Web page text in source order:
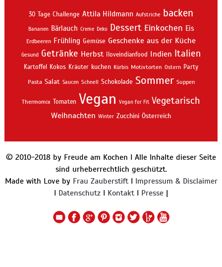
30 Tage Challenge Attila Hildmann Aufstriche backen
Bananen Bärlauch Creme Deko Dessert Einkochen Eis
Erdbeeren Frühling Gemüse Geschenke aus der Küche
Gesund Getränke Herbst Iloveindianfood Indien Italien
Kartoffel Kokos Kräuter kuchen Kürbis Motivtorten Ostern Party
Pasta Salat Saucen Schnell Schokolade Sommer Suppen
Thermomix Tomaten Vegan Vegan for Fit Vegetarisch
Weihnachten Winter Zucchini Österreich
© 2010-2018 by Freude am Kochen I Alle Inhalte dieser Seite
sind urheberrechtlich geschützt.
Made with Love by Frau ZauberstiftI Impressum & Disclaimer
I Datenschutz I KontaktI Presse |